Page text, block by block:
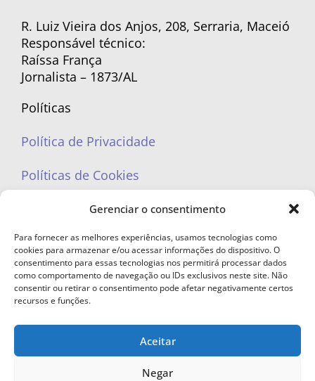
Gerenciar o consentimento
Para fornecer as melhores experiências, usamos tecnologias como
cookies para armazenar e/ou acessar informações do dispositivo. O
consentimento para essas tecnologias nos permitirá processar dados
como comportamento de navegação ou IDs exclusivos neste site. Não
consentir ou retirar o consentimento pode afetar negativamente certos
recursos e funções.
Aceitar
Negar
R. Luiz Vieira dos Anjos, 208, Serraria, Maceió
Responsável técnico:
Raíssa França
Jornalista – 1873/AL
Políticas
Política de Privacidade
Políticas de Cookies
portaleufemea@gmail.com
© Copyright 2023 - Todos os direitos reservados. Proibida cópia total ou
parcial sem autorização.